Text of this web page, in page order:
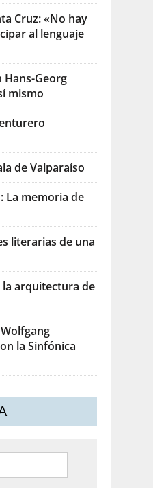
Cruz: «No hay
al lenguaje
Hans-Georg
mismo
de Valparaíso
La memoria de
literarias de una
la arquitectura de
la Sinfónica